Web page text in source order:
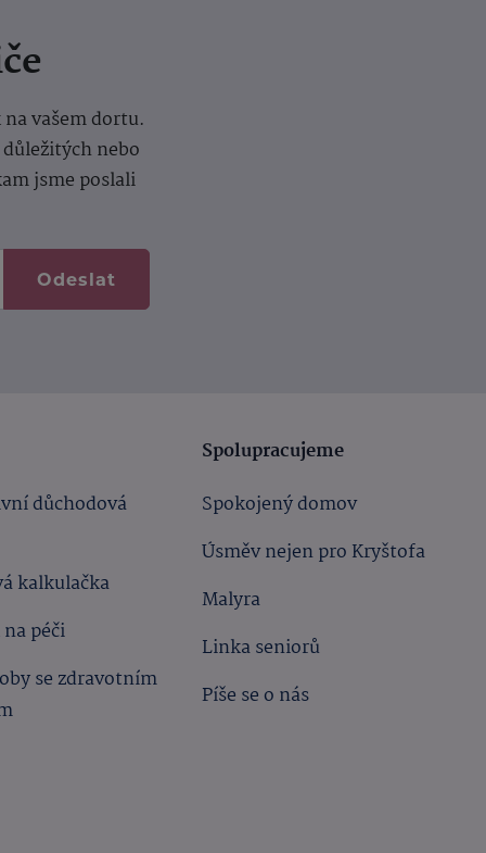
vašem dortu.
nebo
jsme poslali
Odeslat
důchodová
kalkulačka
péči
se zdravotním
Spolupracujeme
Spokojený domov
Úsměv nejen pro Kryštofa
Malyra
Linka seniorů
Píše se o nás